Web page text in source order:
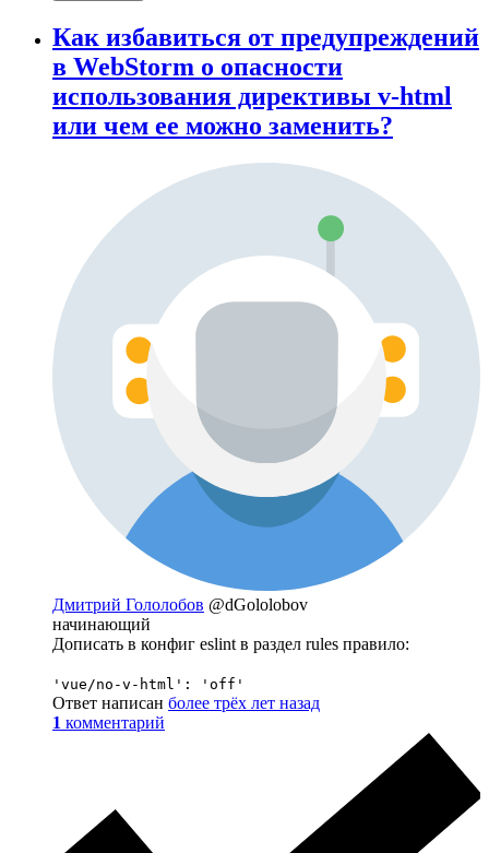
Как избавиться от предупреждений
в WebStorm о опасности
использования директивы v-html
или чем ее можно заменить?
Дмитрий Гололобов @dGololobov
начинающий
Дописать в конфиг eslint в раздел rules правило:
'vue/no-v-html': 'off'
Ответ написан более трёх лет назад
1 комментарий